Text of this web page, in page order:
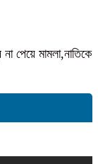
পেয়ে মামলা,নাতিকে